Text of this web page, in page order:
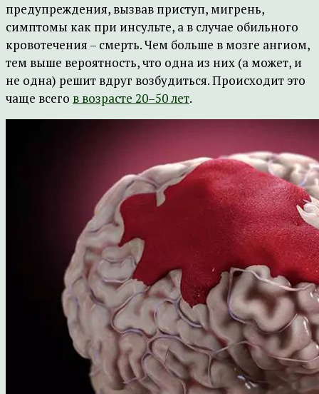
предупреждения, вызвав приступ, мигрень,
симптомы как при инсульте, а в случае обильного
кровотечения – смерть. Чем больше в мозге ангиом,
тем выше вероятность, что одна из них (а может, и
не одна) решит вдруг возбудиться. Происходит это
чаще всего в возрасте 20–50 лет.